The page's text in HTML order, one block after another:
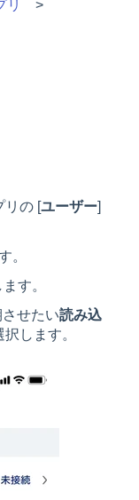
リ
リの [ユーザー]
。
す。
せたい読み込
択します。